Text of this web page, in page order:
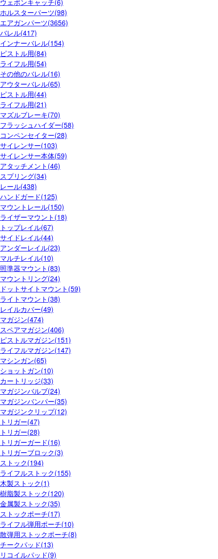
ウェポンキャッチ(6)
ホルスターパーツ(98)
エアガンパーツ(3656)
バレル(417)
インナーバレル(154)
ピストル用(84)
ライフル用(54)
その他のバレル(16)
アウターバレル(65)
ピストル用(44)
ライフル用(21)
マズルブレーキ(70)
フラッシュハイダー(58)
コンペンセイター(28)
サイレンサー(103)
サイレンサー本体(59)
アタッチメント(46)
スプリング(34)
レール(438)
ハンドガード(125)
マウントレール(150)
ライザーマウント(18)
トップレイル(67)
サイドレイル(44)
アンダーレイル(23)
マルチレイル(10)
照準器マウント(83)
マウントリング(24)
ドットサイトマウント(59)
ライトマウント(38)
レイルカバー(49)
マガジン(474)
スペアマガジン(406)
ピストルマガジン(151)
ライフルマガジン(147)
マシンガン(65)
ショットガン(10)
カートリッジ(33)
マガジンバルブ(24)
マガジンバンパー(35)
マガジンクリップ(12)
トリガー(47)
トリガー(28)
トリガーガード(16)
トリガーブロック(3)
ストック(194)
ライフルストック(155)
木製ストック(1)
樹脂製ストック(120)
金属製ストック(35)
ストックポーチ(17)
ライフル弾用ポーチ(10)
散弾用ストックポーチ(8)
チークパッド(13)
リコイルパッド(9)